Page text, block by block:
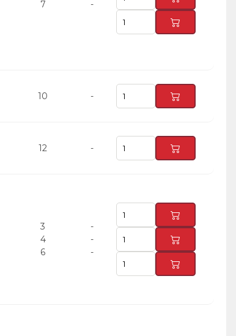
7
-
10 -
12 -
3
4
6
-
-
-